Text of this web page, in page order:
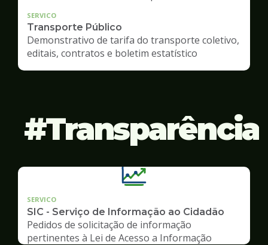
SERVICO
Transporte Público
Demonstrativo de tarifa do transporte coletivo,
editais, contratos e boletim estatístico
Transparência
SERVICO
SIC - Serviço de Informação ao Cidadão
Pedidos de solicitação de informação
pertinentes à Lei de Acesso a Informação